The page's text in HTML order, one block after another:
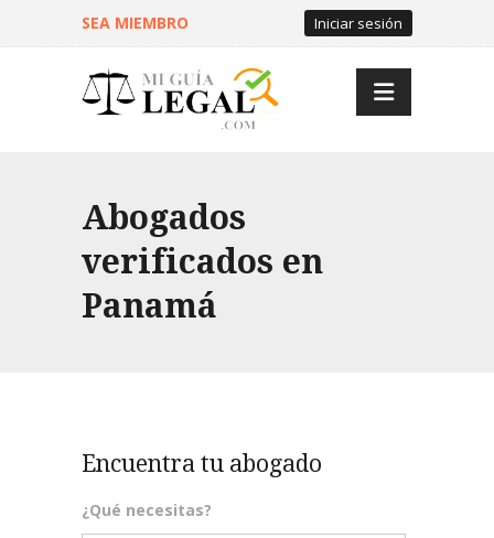
SEA MIEMBRO Iniciar sesión
Abogados
verificados en
Panamá
Encuentra tu abogado
¿Qué necesitas?